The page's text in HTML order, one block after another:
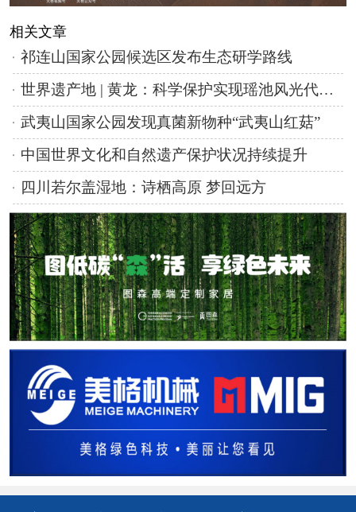
相关文章
祁连山国家公园候选区发布生态研学路线
世界遗产地 | 黄龙：科学保护实现瑶池风光代代传承
武夷山国家公园发现真菌新物种“武夷山红菇”
中国世界文化和自然遗产保护状况持续提升
四川若尔盖湿地：诗栖高原 梦回远方